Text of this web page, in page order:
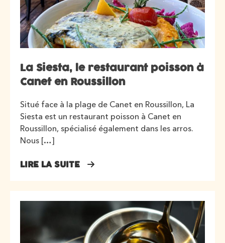
La Siesta, le restaurant poisson à
Canet en Roussillon
Situé face à la plage de Canet en Roussillon, La
Siesta est un restaurant poisson à Canet en
Roussillon, spécialisé également dans les arros.
Nous […]
LIRE LA SUITE